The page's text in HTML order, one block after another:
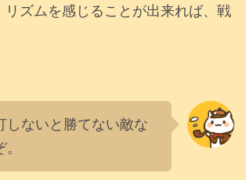
リズムを感じることが出来れば、戦
しないと勝てない敵な